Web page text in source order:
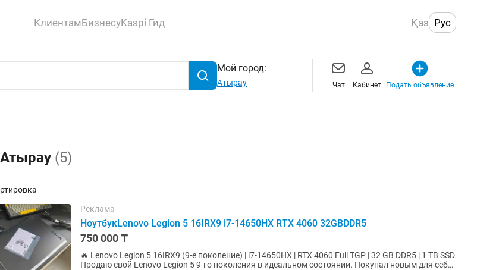
КлиентамБизнесуKaspi Гид Қаз Рус
Мой город:
Атырау Чат Кабинет Подать объявление
(5)
Реклама
НоутбукLenovo Legion 5 16IRX9 i7-14650HX RTX 4060 32GBDDR5
750 000 ₸
🔥 Lenovo Legion 5 16IRX9 (9-е поколение) | i7-14650HX | RTX 4060 Full TGP | 32 GB DDR5 | 1 TB SSD
Продаю свой Lenovo Legion 5 9-го поколения в идеальном состоянии. Покупал новым для себя